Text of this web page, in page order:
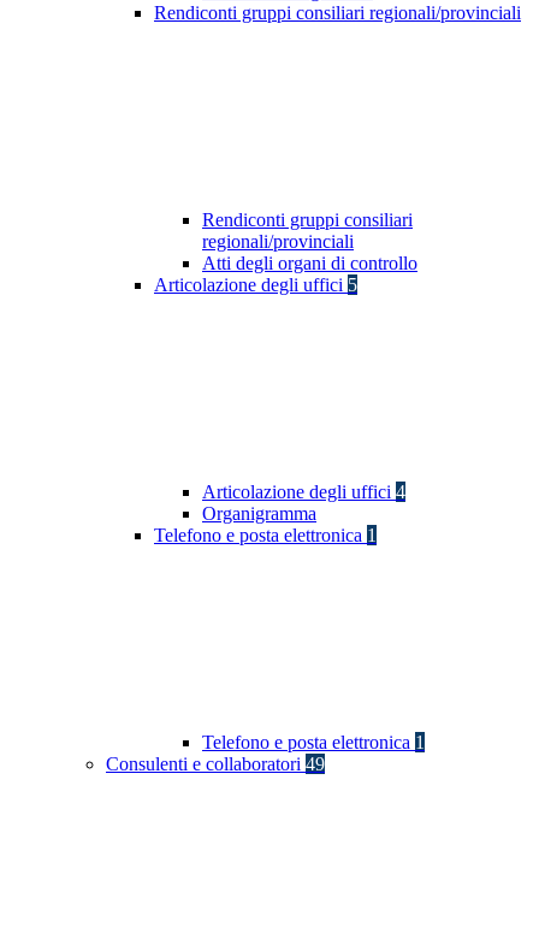
Rendiconti gruppi consiliari regionali/provinciali
Rendiconti gruppi consiliari
regionali/provinciali
Atti degli organi di controllo
Articolazione degli uffici 5
Articolazione degli uffici 4
Organigramma
Telefono e posta elettronica 1
Telefono e posta elettronica 1
Consulenti e collaboratori 49